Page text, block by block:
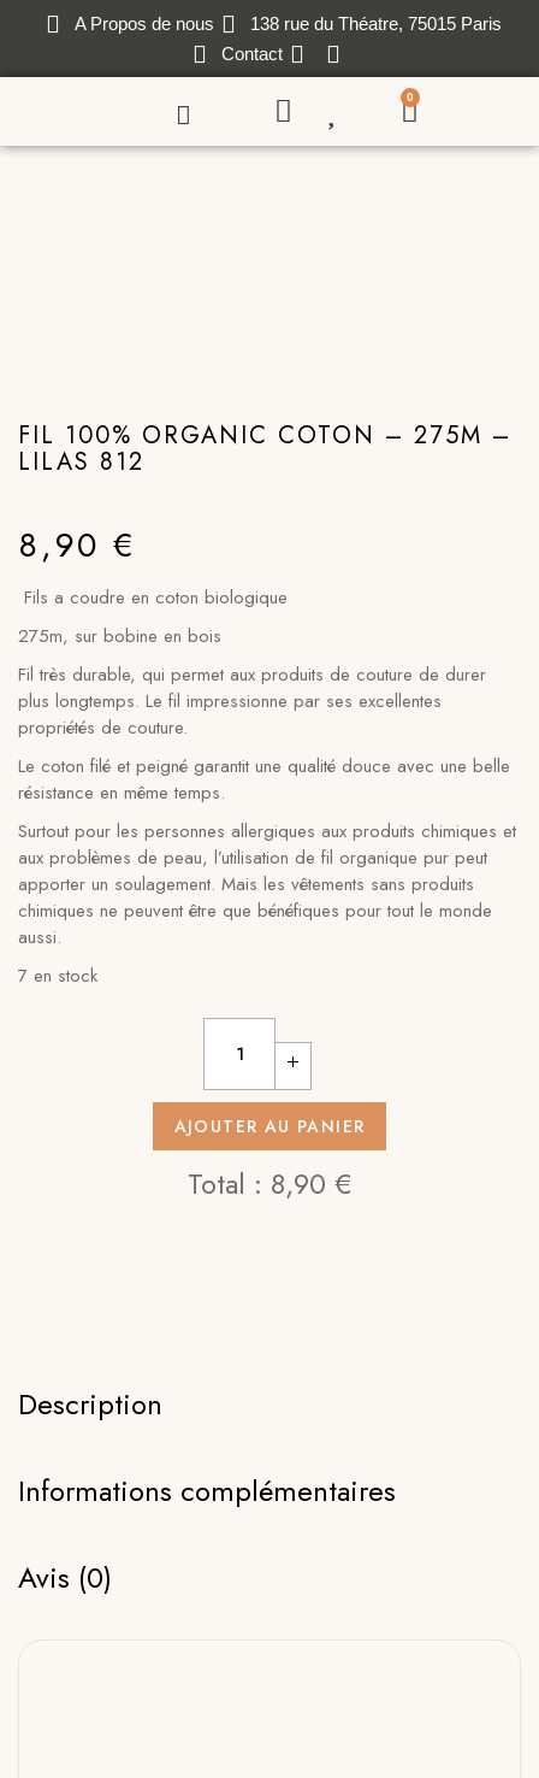
A Propos de nous
138 rue du Théatre, 75015 Paris
Contact
0
FIL 100% ORGANIC COTON – 275M –
LILAS 812
8,90 €
Fils a coudre en coton biologique
275m, sur bobine en bois
Fil très durable, qui permet aux produits de couture de durer
plus longtemps. Le fil impressionne par ses excellentes
propriétés de couture.
Le coton filé et peigné garantit une qualité douce avec une belle
résistance en même temps.
Surtout pour les personnes allergiques aux produits chimiques et
aux problèmes de peau, l’utilisation de fil organique pur peut
apporter un soulagement. Mais les vêtements sans produits
chimiques ne peuvent être que bénéfiques pour tout le monde
aussi.
7 en stock
AJOUTER AU PANIER
Total : 8,90 €
Description
Informations complémentaires
Avis (0)